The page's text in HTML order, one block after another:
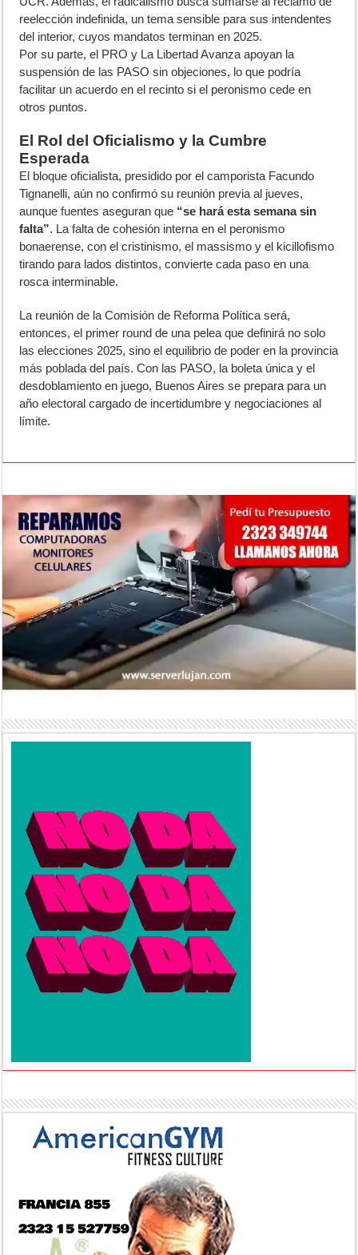
reelección indefinida, un tema sensible para sus intendentes
del interior, cuyos mandatos terminan en 2025.
Por su parte, el PRO y La Libertad Avanza apoyan la
suspensión de las PASO sin objeciones, lo que podría
facilitar un acuerdo en el recinto si el peronismo cede en
otros puntos.
El Rol del Oficialismo y la Cumbre
Esperada
El bloque oficialista, presidido por el camporista Facundo
Tignanelli, aún no confirmó su reunión previa al jueves,
aunque fuentes aseguran que “se hará esta semana sin
falta”. La falta de cohesión interna en el peronismo
bonaerense, con el cristinismo, el massismo y el kicillofismo
tirando para lados distintos, convierte cada paso en una
rosca interminable.
La reunión de la Comisión de Reforma Política será,
entonces, el primer round de una pelea que definirá no solo
las elecciones 2025, sino el equilibrio de poder en la provincia
más poblada del país. Con las PASO, la boleta única y el
desdoblamiento en juego, Buenos Aires se prepara para un
año electoral cargado de incertidumbre y negociaciones al
límite.